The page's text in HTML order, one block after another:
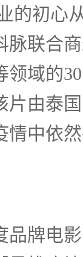
的初心
脉联合
领域的
片由泰
情中依
品牌电